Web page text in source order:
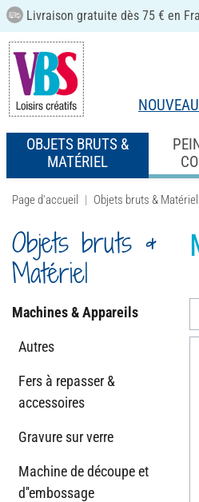
Livraison gratuite dès 75 € en
OBJETS BRUTS &
MATÉRIEL
Page d'accueil Objets bruts & Matériel
Objets bruts &
Matériel
Machines & Appareils
Autres
Fers à repasser &
accessoires
Gravure sur verre
Machine de découpe et
d''embossage